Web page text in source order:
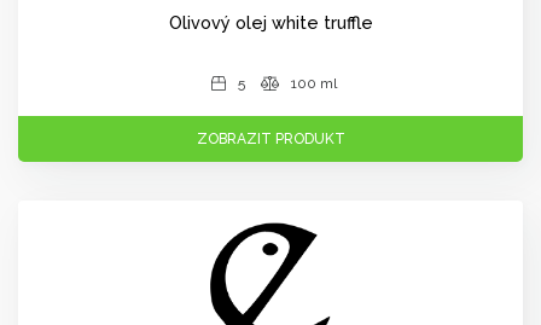
Olivový olej white truffle
5 100 ml
ZOBRAZIT PRODUKT